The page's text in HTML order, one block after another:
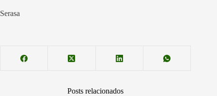
Serasa
Posts relacionados